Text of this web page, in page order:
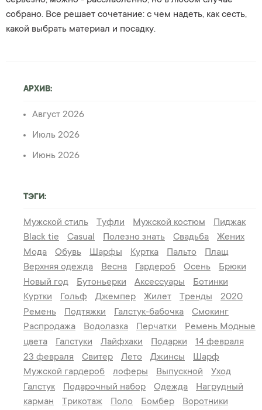
собрано. Все решает сочетание: с чем надеть, как сесть,
какой выбрать материал и посадку.
АРХИВ:
Август 2026
Июль 2026
Июнь 2026
ТЭГИ:
Мужской стиль Туфли Мужской костюм
Пиджак
Black tie
Casual Полезно знать Свадьба
Жених
Мода
Обувь Шарфы Куртка Пальто
Плащ
Верхняя одежда
Весна Гардероб Осень
Брюки
Новый год
Бутоньерки Аксессуары
Ботинки
Куртки
Гольф Джемпер Жилет Тренды
2020
Ремень
Подтяжки Галстук-бабочка
Смокинг
Распродажа
Водолазка Перчатки Ремень Модные
цвета
Галстуки Лайфхаки Подарки
14 февраля
23 февраля
Свитер Лето Джинсы
Шарф
Мужской гардероб
лоферы Выпускной
Уход
Галстук
Подарочный набор Одежда
Нагрудный
карман
Трикотаж Поло Бомбер
Воротники